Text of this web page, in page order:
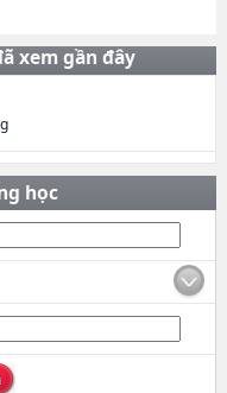
xem gần đây
học